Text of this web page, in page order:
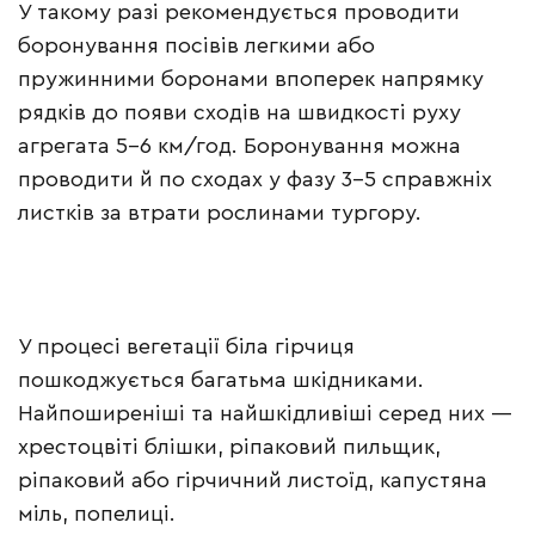
У такому разі рекомендується проводити
боронування посівів легкими або
пружинними боронами впоперек напрямку
рядків до появи сходів на швидкості руху
агрегата 5–6 км/год. Боронування можна
проводити й по сходах у фазу 3–5 справжніх
листків за втрати рослинами тургору.
У процесі вегетації біла гірчиця
пошкоджується багатьма шкідниками.
Найпоширеніші та найшкідливіші серед них —
хрестоцвіті блішки, ріпаковий пильщик,
ріпаковий або гірчичний листоїд, капустяна
міль, попелиці.